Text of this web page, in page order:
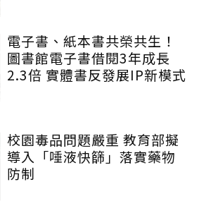
電子書、紙本書共榮共生！
圖書館電子書借閱3年成長
2.3倍 實體書反發展IP新模式
校園毒品問題嚴重 教育部擬
導入「唾液快篩」落實藥物
防制